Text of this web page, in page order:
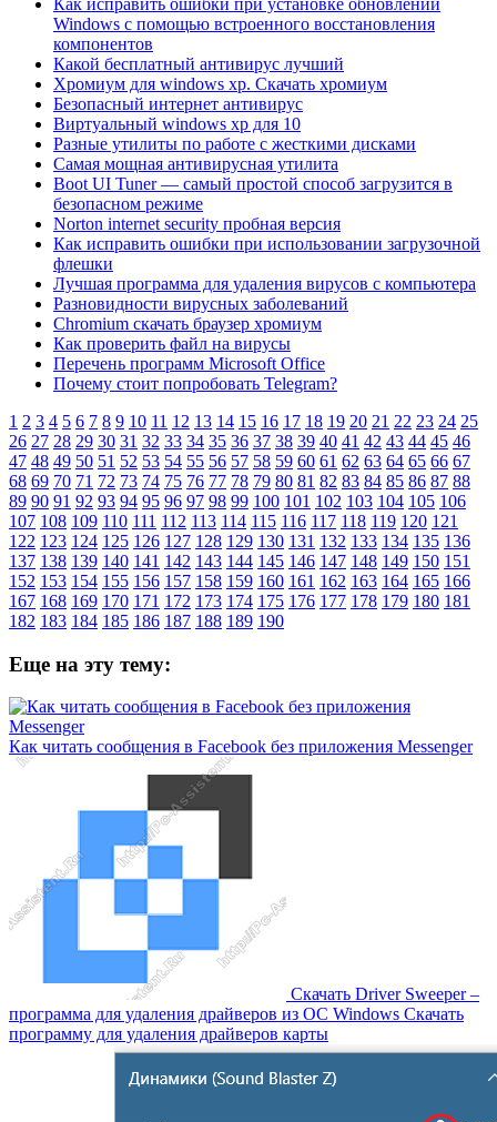
Как исправить ошибки при установке обновлений
Windows с помощью встроенного восстановления
компонентов
Какой бесплатный антивирус лучший
Хромиум для windows xp. Скачать хромиум
Безопасный интернет антивирус
Виртуальный windows xp для 10
Разные утилиты по работе с жесткими дисками
Самая мощная антивирусная утилита
Boot UI Tuner — самый простой способ загрузится в
безопасном режиме
Norton internet security пробная версия
Как исправить ошибки при использовании загрузочной
флешки
Лучшая программа для удаления вирусов с компьютера
Разновидности вирусных заболеваний
Chromium скачать браузер хромиум
Как проверить файл на вирусы
Перечень программ Microsoft Office
Почему стоит попробовать Telegram?
1 2 3 4 5 6 7 8 9 10 11 12 13 14 15 16 17 18 19 20 21 22 23 24 25
26 27 28 29 30 31 32 33 34 35 36 37 38 39 40 41 42 43 44 45 46
47 48 49 50 51 52 53 54 55 56 57 58 59 60 61 62 63 64 65 66 67
68 69 70 71 72 73 74 75 76 77 78 79 80 81 82 83 84 85 86 87 88
89 90 91 92 93 94 95 96 97 98 99 100 101 102 103 104 105 106
107 108 109 110 111 112 113 114 115 116 117 118 119 120 121
122 123 124 125 126 127 128 129 130 131 132 133 134 135 136
137 138 139 140 141 142 143 144 145 146 147 148 149 150 151
152 153 154 155 156 157 158 159 160 161 162 163 164 165 166
167 168 169 170 171 172 173 174 175 176 177 178 179 180 181
182 183 184 185 186 187 188 189 190
Еще на эту тему:
Как читать сообщения в Facebook без приложения Messenger
Скачать Driver Sweeper –
программа для удаления драйверов из OC Windows Скачать
программу для удаления драйверов карты